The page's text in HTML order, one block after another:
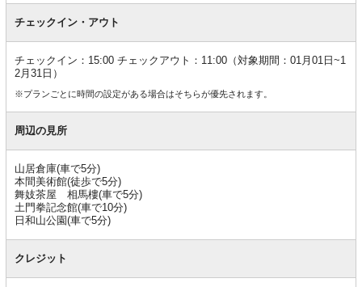
チェックイン・アウト
チェックイン：15:00 チェックアウト：11:00（対象期間：01月01日~1
2月31日）
※プランごとに時間の設定がある場合はそちらが優先されます。
周辺の見所
山居倉庫(車で5分)
本間美術館(徒歩で5分)
舞妓茶屋 相馬樓(車で5分)
土門拳記念館(車で10分)
日和山公園(車で5分)
クレジット